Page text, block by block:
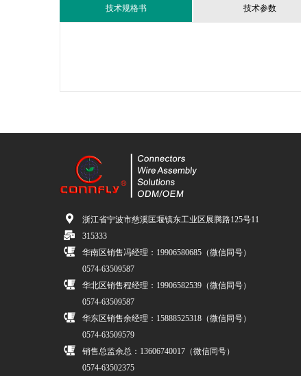
技术规格书 技术参数
浙江省宁波市慈溪匡堰镇东工业区展腾路125号11
315333
华南区销售冯经理：19906580685（微信同号）
0574-63509587
华北区销售程经理：19906582539（微信同号）
0574-63509587
华东区销售余经理：15888525318（微信同号）
0574-63509579
销售总监余总：13606740017（微信同号）
0574-63502375